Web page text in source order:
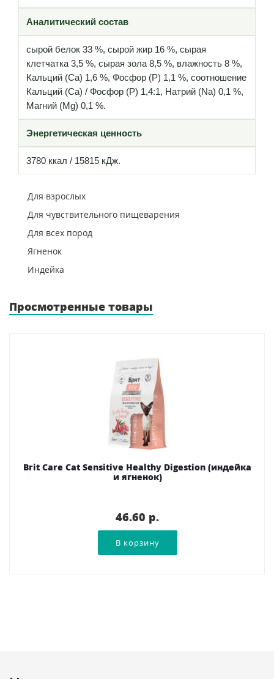
Аналитический состав
сырой белок 33 %, сырой жир 16 %, сырая
клетчатка 3,5 %, сырая зола 8,5 %, влажность 8 %,
Кальций (Са) 1,6 %, Фосфор (Р) 1,1 %, соотношение
Кальций (Са) / Фосфор (Р) 1,4:1, Натрий (Na) 0,1 %,
Магний (Mg) 0,1 %.
Энергетическая ценность
3780 ккал / 15815 кДж.
Для взрослых
Для чувствительного пищеварения
Для всех пород
Ягненок
Индейка
Просмотренные товары
Brit Care Cat Sensitive Healthy Digestion (индейка
и ягненок)
46.60 p.